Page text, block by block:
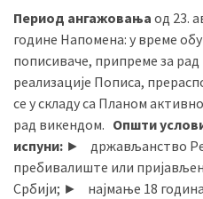
Црква
Период ангажовања од 23.
године Напомена: у време
пописиваче, припреме за
реализације Пописа,
се у складу са Планом
рад викендом. Општи
испуни: ► држављанство
пребивалиште или
Србији; ► најмање 18